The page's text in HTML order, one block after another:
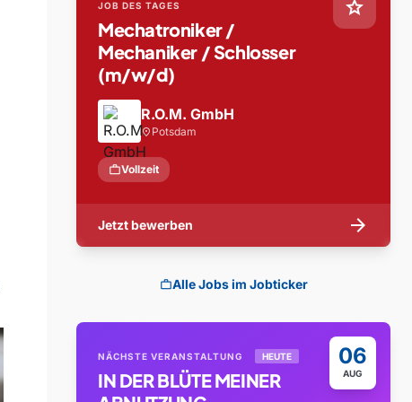
star
JOB DES TAGES
Mechatroniker /
Mechaniker / Schlosser
(m/w/d)
R.O.M. GmbH
location_on Potsdam
workVollzeit
Jetzt bewerben arrow_forward
workAlle Jobs im Jobticker
06
AUG
NÄCHSTE VERANSTALTUNG HEUTE
IN DER BLÜTE MEINER